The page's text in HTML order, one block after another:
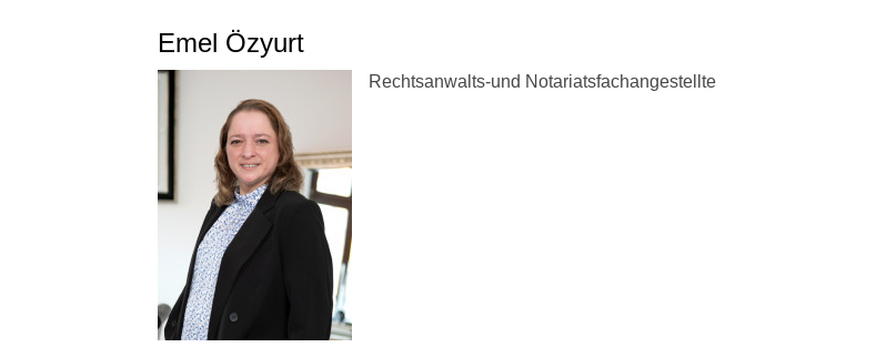
Emel Özyurt
Rechtsanwalts-und Notariatsfachangestellte